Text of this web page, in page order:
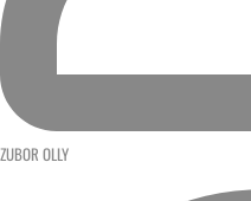
ZUBOR OLLY